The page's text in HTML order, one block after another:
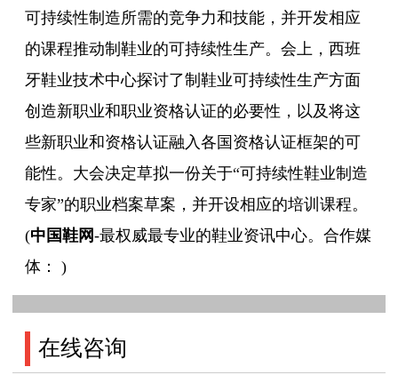
可持续性制造所需的竞争力和技能，并开发相应
的课程推动制鞋业的可持续性生产。会上，西班
牙鞋业技术中心探讨了制鞋业可持续性生产方面
创造新职业和职业资格认证的必要性，以及将这
些新职业和资格认证融入各国资格认证框架的可
能性。大会决定草拟一份关于“可持续性鞋业制造
专家”的职业档案草案，并开设相应的培训课程。
(中国鞋网-最权威最专业的鞋业资讯中心。合作媒
体： )
在线咨询